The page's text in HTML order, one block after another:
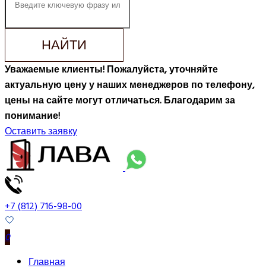
НАЙТИ
Уважаемые клиенты! Пожалуйста, уточняйте
актуальную цену у наших менеджеров по телефону,
цены на сайте могут отличаться. Благодарим за
понимание!
Оставить заявку
+7 (812) 716-98-00
0
Главная